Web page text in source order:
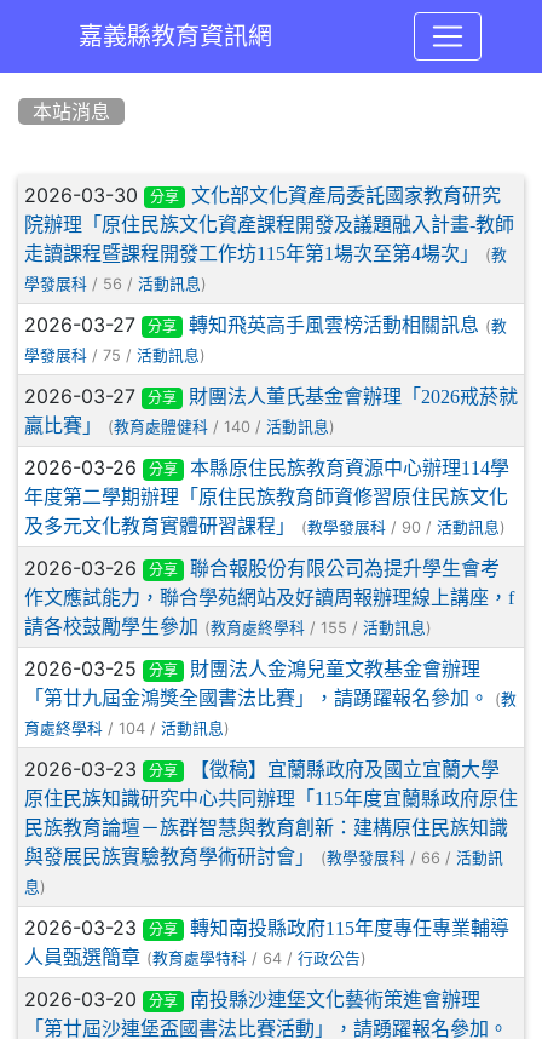
嘉義縣教育資訊網
本站消息
文章列表
2026-03-30 分享
文化部文化資產局委託國家教育研究
院辦理「原住民族文化資產課程開發及議題融入計畫-教師
走讀課程暨課程開發工作坊115年第1場次至第4場次」
(教
學發展科 / 56 / 活動訊息 )
2026-03-27 分享 轉知飛英高手風雲榜活動相關訊息 (教
學發展科 / 75 / 活動訊息 )
2026-03-27 分享
財團法人董氏基金會辦理「2026戒菸就
贏比賽」
(教育處體健科 / 140 / 活動訊息 )
2026-03-26 分享
本縣原住民族教育資源中心辦理114學
年度第二學期辦理「原住民族教育師資修習原住民族文化
及多元文化教育實體研習課程」
(教學發展科 / 90 / 活動訊息 )
2026-03-26 分享
聯合報股份有限公司為提升學生會考
作文應試能力，聯合學苑網站及好讀周報辦理線上講座，f
請各校鼓勵學生參加 (教育處終學科 / 155 / 活動訊息 )
2026-03-25 分享
財團法人金鴻兒童文教基金會辦理
「第廿九屆金鴻獎全國書法比賽」，請踴躍報名參加。
(教
育處終學科 / 104 / 活動訊息 )
2026-03-23 分享
【徵稿】宜蘭縣政府及國立宜蘭大學
原住民族知識研究中心共同辦理「115年度宜蘭縣政府原住
民族教育論壇－族群智慧與教育創新：建構原住民族知識
與發展民族實驗教育學術研討會」
(教學發展科 / 66 / 活動訊
息 )
2026-03-23 分享
轉知南投縣政府115年度專任專業輔導
人員甄選簡章 (教育處學特科 / 64 / 行政公告)
2026-03-20 分享
南投縣沙連堡文化藝術策進會辦理
「第廿屆沙連堡盃國書法比賽活動」，請踴躍報名參加。